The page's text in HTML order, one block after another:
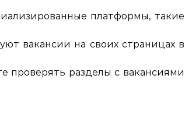
платформы, такие
вакансии на своих страницах в
проверять разделы с вакансиями